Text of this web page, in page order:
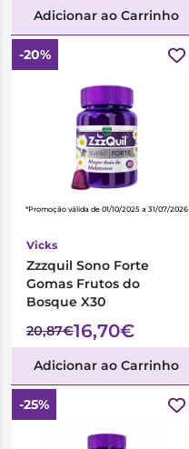
Adicionar ao Carrinho
-20%
*Promoção válida de 01/10/2025 a 31/07/2026
Vicks
Zzzquil Sono Forte
Gomas Frutos do
Bosque X30
20,87€16,70€
Adicionar ao Carrinho
-25%